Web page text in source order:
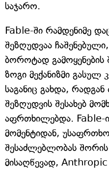
საჯარო.
Fable-ში რამდენიმე
შეზღუდვაა
ბოროტად გამოყენების
ზოგი მექანიზმი გასულ
საგანიც გახდა,
შეზღუდვის შესახებ
აფრთხილებდა. Fable-
მომენტიდან,
შესაძლებლობას
მისაღწევად, Anthropic